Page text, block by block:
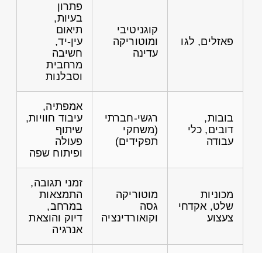
פאזלים, לגו
קוגניטיבי
ומוטוריקה
עדינה
פתרון
בעיות,
תיאום
עין-יד,
חשיבה
מרחבית
וסבלנות
בובות,
דובים, כלי
עבודה
רגשי-חברתי
(משחקי
תפקידים)
אמפתיה,
עיבוד חוויות,
שיתוף
פעולה
ופיתוח שפה
מכוניות
שלט, אקדחי
צעצוע
מוטוריקה
גסה
וקואורדינציה
זמני תגובה,
התמצאות
במרחב,
דיוק והוצאת
אנרגיה